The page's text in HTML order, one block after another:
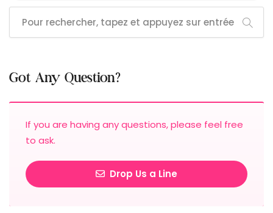
Got Any Question?
If you are having any questions, please feel free
to ask.
Drop Us a Line